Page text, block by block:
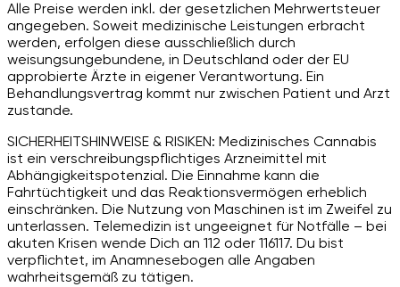
Alle Preise werden inkl. der gesetzlichen Mehrwertsteuer
angegeben. Soweit medizinische Leistungen erbracht
werden, erfolgen diese ausschließlich durch
weisungsungebundene, in Deutschland oder der EU
approbierte Ärzte in eigener Verantwortung. Ein
Behandlungsvertrag kommt nur zwischen Patient und Arzt
zustande.
SICHERHEITSHINWEISE & RISIKEN: Medizinisches Cannabis
ist ein verschreibungspflichtiges Arzneimittel mit
Abhängigkeitspotenzial. Die Einnahme kann die
Fahrtüchtigkeit und das Reaktionsvermögen erheblich
einschränken. Die Nutzung von Maschinen ist im Zweifel zu
unterlassen. Telemedizin ist ungeeignet für Notfälle – bei
akuten Krisen wende Dich an 112 oder 116117. Du bist
verpflichtet, im Anamnesebogen alle Angaben
wahrheitsgemäß zu tätigen.